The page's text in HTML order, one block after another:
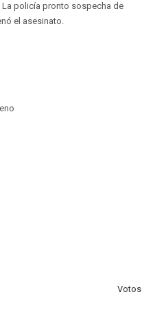
La policía pronto sospecha de
el asesinato.
Votos